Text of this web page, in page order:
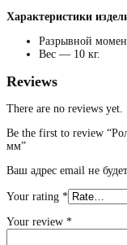
Характеристики
Разрывной
Вес — 10 кг.
Reviews
There are no reviews yet.
Be the first to review
мм”
Ваш адрес email не
Your rating *
Your review *